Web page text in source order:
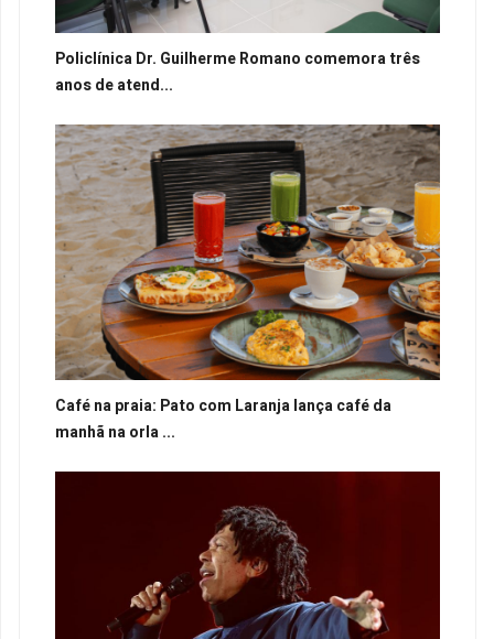
Policlínica Dr. Guilherme Romano comemora três
anos de atend...
Café na praia: Pato com Laranja lança café da
manhã na orla ...